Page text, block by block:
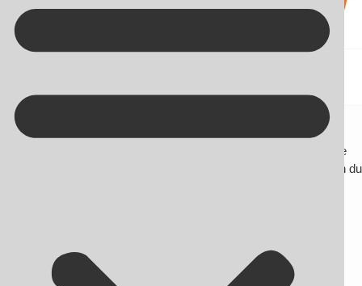
Kontakt på +45 70 13 63 23
Blogging
Her finder du blogindlæg om SEO og andre nyheder omhandlende
online markedsføring. Du får desuden gode råd og tips til, hvordan du